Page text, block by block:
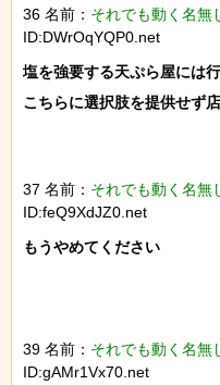
36 名前： それでも動く名無
ID:DWrOqYQP0.net
塩を強要する天ぷら屋には
こちらに選択肢を提供せず
37 名前： それでも動く名無
ID:feQ9XdJZ0.net
もうやめてください
39 名前： それでも動く名無
ID:gAMr1Vx70.net